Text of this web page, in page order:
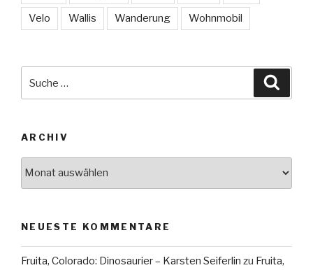
Velo Wallis Wanderung Wohnmobil
nach:
ARCHIV
NEUESTE KOMMENTARE
Fruita, Colorado: Dinosaurier – Karsten Seiferlin zu Fruita,